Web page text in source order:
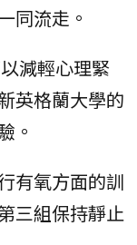
同流走。
減輕心理緊
英格蘭大學的
。
有氧方面的訓
三組保持靜止